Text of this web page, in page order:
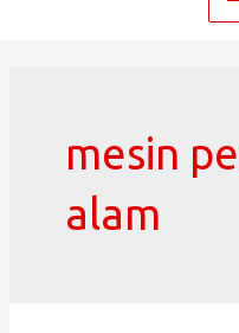
mesin
alam